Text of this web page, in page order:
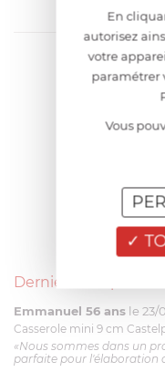
Derniers avis produits
Emmanuel 56 ans le 23/
Casserole mini 9 cm
«Nous sommes dans un
parfaite pour l'élaboration
En
autorisez
votre
paramétrer
Vous